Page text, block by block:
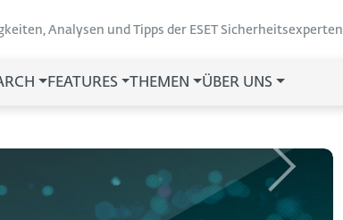
Analysen und Tipps der ESET Sicherheitsexperten
FEATURES THEMEN ÜBER UNS